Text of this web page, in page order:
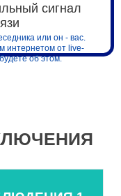
сигнал
или он - вас.
интернетом от live-
об этом.